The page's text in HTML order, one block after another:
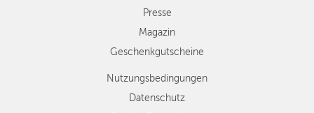
Presse
Magazin
Geschenkgutscheine
Nutzungsbedingungen
Datenschutz